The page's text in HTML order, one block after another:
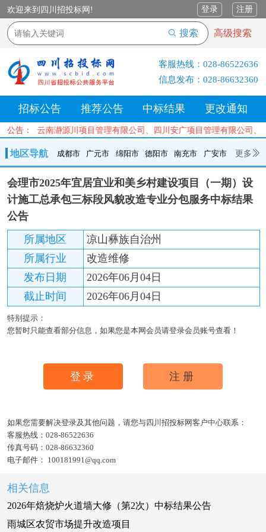
欢迎来到四川招投标网! 登录 注册
搜索 高级搜索
客服热线： 028-86522636
信息发布： 028-86632360
招标公告 推荐公告 中标结果 更改通知
公告： 云南瀞源川项目管理有限公司、四川安广项目管理有
地区导航 成都市 广元市 绵阳市 德阳市 南充市 广安市 更多
成都市 广元市 绵阳市 德阳市 南充市 广安市
遂宁市
内江市
乐山市 自贡市 泸州市 宜宾市 攀枝花
巴中市
达州市
会理市2025年宜居宜业和美乡村建设项目（一期）设
计施工总承包三标段风貌改造专业分包服务中标结果
公告
所属地区
凉山彝族自治州
所属行业
改造维修
发布日期
2026年06月04日
截止时间
2026年06月04日
特别提示：
您暂时只能查看部分信息，如果您是本网会员请登录会员账号查看！
登录 注册
如果您需要解决登录及其他问题，请您与四川招投标网客户中心联系：
客服热线： 028-86522636
传真号码： 028-86632360
电子邮件： 100181991@qq.com
相关信息
2026年焙烧炉火道墙大修（第2次）中标结果公告
雨城区农贸市场提升改造项目